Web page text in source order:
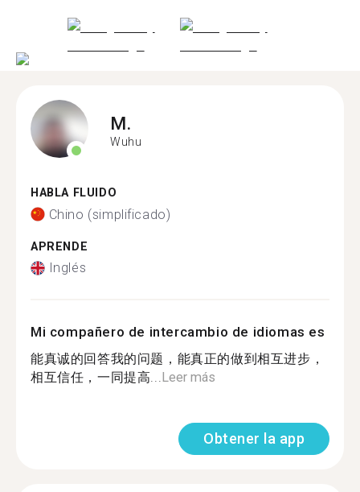
M.
Wuhu
HABLA FLUIDO
Chino (simplificado)
APRENDE
Inglés
Mi compañero de intercambio de idiomas es
能真诚的回答我的问题，能真正的做到相互进步，
相互信任，一同提高...Leer más
Obtener la app